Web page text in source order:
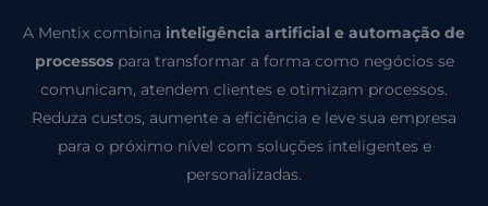
A Mentix combina inteligência artificial e automação de
processospara transformar a forma como negócios se
comunicam, atendem clientes e otimizam processos.
Reduza custos, aumente a eficiência e leve sua empresa
para o próximo nível com soluções inteligentes e
personalizadas.